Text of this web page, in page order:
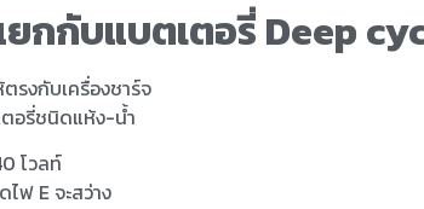
กกับแบตเตอรี่ Deep
รงกับเครื่องชาร์จ
ตอรี่ชนิดแห้ง-น้ำ
โวลท์
ฟ E จะสว่าง